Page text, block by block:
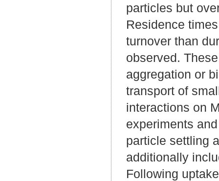
particles but
Residence
turnover than
observed.
aggregation or
transport of
interactions on
experiments
particle settling
additionally
Following